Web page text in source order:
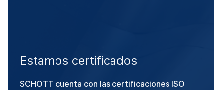
Estamos certificados
SCHOTT cuenta con las certificaciones ISO